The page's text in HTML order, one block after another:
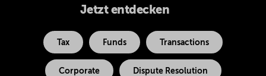
Jetzt entdecken
Tax Funds Transactions
Corporate Dispute Resolution